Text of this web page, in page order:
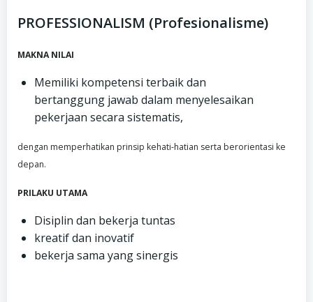
PROFESSIONALISM (Profesionalisme)
MAKNA NILAI
Memiliki kompetensi terbaik dan
bertanggung jawab dalam menyelesaikan
pekerjaan secara sistematis,
dengan memperhatikan prinsip kehati-hatian serta berorientasi ke
depan.
PRILAKU UTAMA
Disiplin dan bekerja tuntas
kreatif dan inovatif
bekerja sama yang sinergis